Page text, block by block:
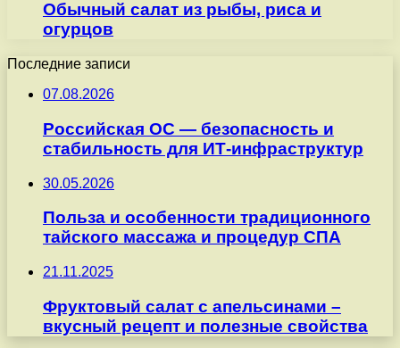
Обычный салат из рыбы, риса и
огурцов
Последние записи
07.08.2026
Российская ОС — безопасность и
стабильность для ИТ-инфраструктур
30.05.2026
Польза и особенности традиционного
тайского массажа и процедур СПА
21.11.2025
Фруктовый салат с апельсинами –
вкусный рецепт и полезные свойства